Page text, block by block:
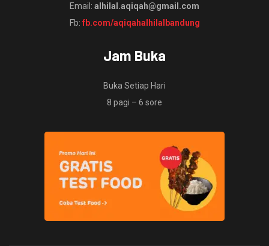
Email: alhilal.aqiqah@gmail.com
Fb: fb.com/aqiqahalhilalbandung
Jam Buka
Buka Setiap Hari
8 pagi – 6 sore